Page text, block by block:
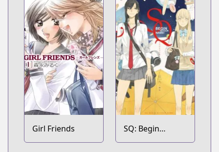
Girl Friends
SQ: Begin
W/Your Name!